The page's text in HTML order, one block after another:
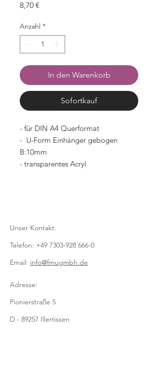
8,70 €
Anzahl *
In den Warenkorb
Sofortkauf
- für DIN A4 Querformat
- U-Form Einhänger gebogen
B:10mm
- transparentes Acryl
Unser Kontakt:
Telefon: +49 7303-928 666-0
Email: info@fmugmbh.de
Adresse:
Pionierstraße 5
D - 89257 Illertissen